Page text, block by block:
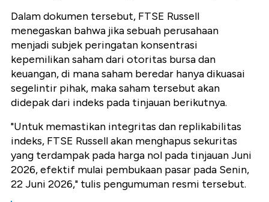
Dalam dokumen tersebut, FTSE Russell
menegaskan bahwa jika sebuah perusahaan
menjadi subjek peringatan konsentrasi
kepemilikan saham dari otoritas bursa dan
keuangan, di mana saham beredar hanya dikuasai
segelintir pihak, maka saham tersebut akan
didepak dari indeks pada tinjauan berikutnya.
"Untuk memastikan integritas dan replikabilitas
indeks, FTSE Russell akan menghapus sekuritas
yang terdampak pada harga nol pada tinjauan Juni
2026, efektif mulai pembukaan pasar pada Senin,
22 Juni 2026," tulis pengumuman resmi tersebut.